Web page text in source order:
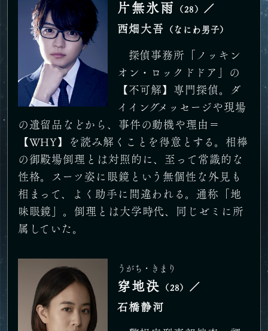
片無氷雨 （28）
／
西畑大吾
（なにわ男子）
探偵事務所「ノッキン
オン・ロックドドア」の
【不可解】専門探偵。ダ
イイングメッセージや現場
の遺留品などから、事件の動機や理由＝
【WHY】を読み解くことを得意とする。相棒
の御殿場倒理とは対照的に、至って常識的な
性格。スーツ姿に眼鏡という無個性な外見も
相まって、よく助手に間違われる。通称「地
味眼鏡」。倒理とは大学時代、同じゼミに所
属していた。
うがち・きまり
穿地決 （28）
／
石橋静河